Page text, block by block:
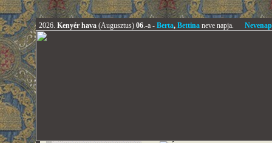
2026. Kenyér hava (Augusztus) 06.-a - Berta, Bettinaneve napja.